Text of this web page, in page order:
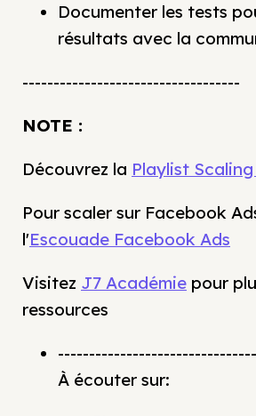
Documenter les tests
résultats avec la
-----------------------------------
NOTE :
Découvrez la Playlist
Pour scaler sur Facebook
l'Escouade Facebook Ads
Visitez J7 Académie pour
ressources
À écouter sur: